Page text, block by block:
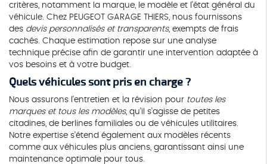
critères, notamment la marque, le modèle et l'état général du
véhicule. Chez PEUGEOT GARAGE THIERS, nous fournissons
des devis personnalisés et transparents, exempts de frais
cachés. Chaque estimation repose sur une analyse
technique précise afin de garantir une intervention adaptée à
vos besoins et à votre budget.
Quels véhicules sont pris en charge ?
Nous assurons l'entretien et la révision pour toutes les
marques et tous les modèles, qu'il s'agisse de petites
citadines, de berlines familiales ou de véhicules utilitaires.
Notre expertise s'étend également aux modèles récents
comme aux véhicules plus anciens, garantissant ainsi une
maintenance optimale pour tous.